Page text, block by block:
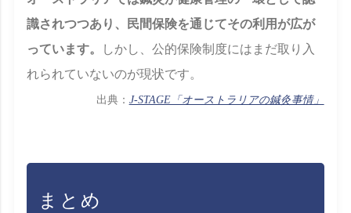
識されつつあり、民間保険を通じてその利用が広が
っています。
しかし、公的保険制度にはまだ取り入
れられていないのが現状です。
出典： J-STAGE「オーストラリアの鍼灸事情」
まとめ